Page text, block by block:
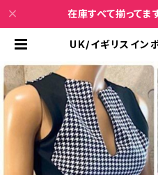
在庫すべて揃って
UK/イギリスイン
トワンピース/ブラ
(14) | インポート
エリー